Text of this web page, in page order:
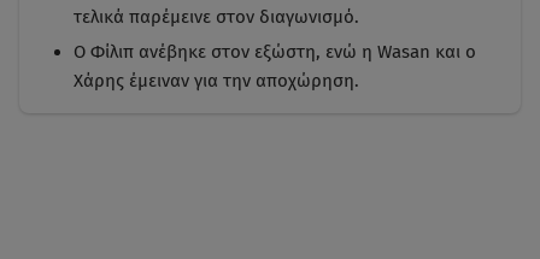
τελικά παρέμεινε στον διαγωνισμό.
Ο Φίλιπ ανέβηκε στον εξώστη, ενώ η Wasan και ο
Χάρης έμειναν για την αποχώρηση.